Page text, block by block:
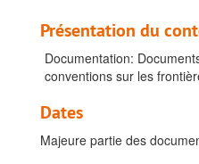
Présentation du
Documentation:
conventions sur les
Dates
Majeure partie des